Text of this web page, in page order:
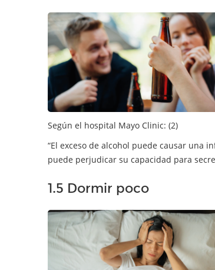
Según el hospital Mayo Clinic: (2)
“El exceso de alcohol puede causar una
puede perjudicar su capacidad para
1.5 Dormir poco